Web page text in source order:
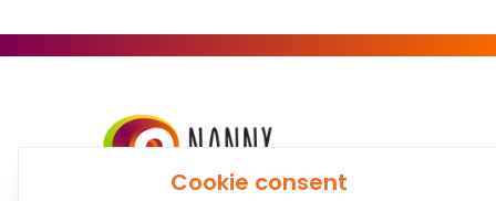
Cookie consent